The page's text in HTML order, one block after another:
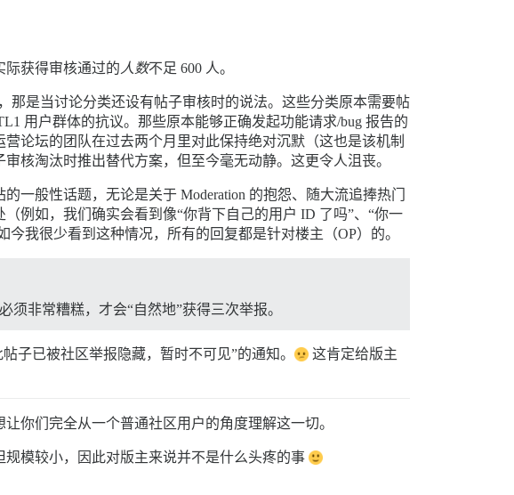
际获得审核通过的 人数不足 600 人。
那是当讨论分类还设有帖子审核时的说法。这些分类原本需要帖
用户群体的抗议。那些原本能够正确发起功能请求/bug 报告的
论坛的团队在过去两个月里对此保持绝对沉默（这也是该机制
核淘汰时推出替代方案，但至今毫无动静。这更令人沮丧。
般性话题，无论是关于 Moderation 的抱怨、随大流追捧热门
例如，我们确实会看到像“你背下自己的用户 ID 了吗”、“你一
我很少看到这种情况，所有的回复都是针对楼主（OP）的。
非常糟糕，才会“自然地”获得三次举报。
子已被社区举报隐藏，暂时不可见”的通知。
这肯定给版主
你们完全从一个普通社区用户的角度理解这一切。
模较小，因此对版主来说并不是什么头疼的事